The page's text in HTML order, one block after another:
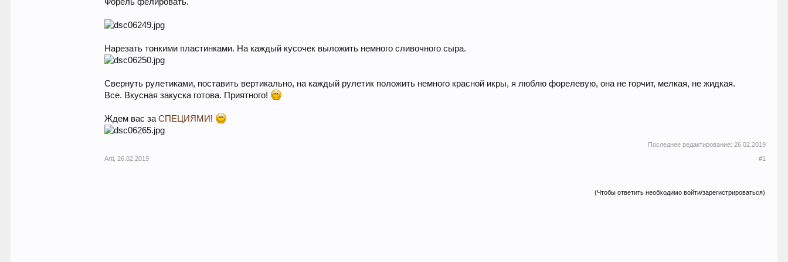
Нарезать тонкими пластинками. На каждый кусочек выложить немного сливочного сыра.
Свернуть рулетиками, поставить вертикально, на каждый рулетик положить немного красной икры, я люблю форелевую, она не горчит, мелкая, не жидкая.
Все. Вкусная закуска готова. Приятного!
Ждем вас заСПЕЦИЯМИ!
Последнее редактирование: 26.02.2019
Arti 26.02.2019 #1
(Чтобы ответить необходимо войти/зарегистрироваться)